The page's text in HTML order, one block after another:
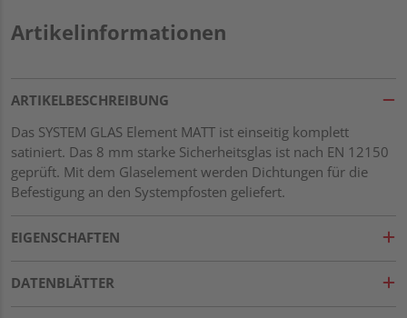
Artikelinformationen
ARTIKELBESCHREIBUNG
Das SYSTEM GLAS Element MATT ist einseitig komplett
satiniert. Das 8 mm starke Sicherheitsglas ist nach EN 12150
geprüft. Mit dem Glaselement werden Dichtungen für die
Befestigung an den Systempfosten geliefert.
EIGENSCHAFTEN
DATENBLÄTTER